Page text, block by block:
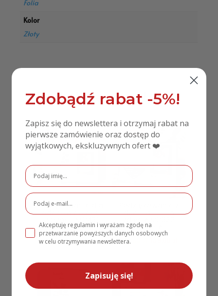
Folia
Kolor
Złoty
Podobne produkty
Podziękowanie dla
rodziców z pleksi
149,00 zł
PROMOCJA!
dużą ramą na
srebrne
190,00 139,00
PROMOCJA!
Zdobądź rabat -5%!
Zapisz się do newslettera i otrzymaj rabat na
pierwsze zamówienie oraz dostęp do
wyjątkowych, ekskluzywnych ofert ❤️
Akceptuję regulamin i wyrażam zgodę na
przetwarzanie powyższych danych osobowych
w celu otrzymywania newslettera.
Zapisuję się!